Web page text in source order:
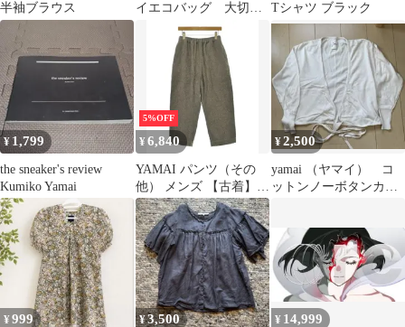
半袖ブラウス
イエコバッグ 大切な
Tシャツ ブラック
¥1,799
the sneaker's review
Kumiko Yamai
5%OFF
¥6,840
YAMAI パンツ（その
他） メンズ 【古着】
【中古】【送料無料】
¥2,500
yamai （ヤマイ） コ
ットンノーボタンカー
¥999 ¥3,500 ¥ 14,999